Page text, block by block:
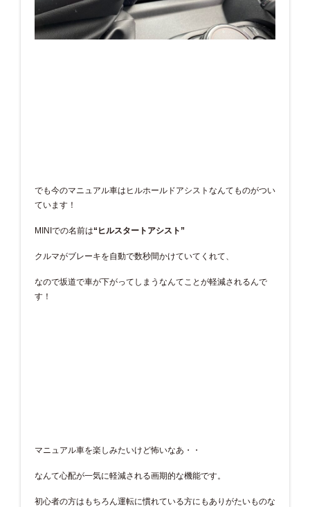
でも今のマニュアル車はヒルホールドアシストなんてものがつい
ています！
MINIでの名前は“ヒルスタートアシスト”
クルマがブレーキを自動で数秒間かけていてくれて、
なので坂道で車が下がってしまうなんてことが軽減されるんで
す！
マニュアル車を楽しみたいけど怖いなあ・・
なんて心配が一気に軽減される画期的な機能です。
初心者の方はもちろん運転に慣れている方にもありがたいものな